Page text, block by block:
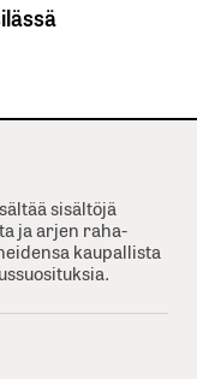
sisältöjä
ja arjen raha-
kaupallista